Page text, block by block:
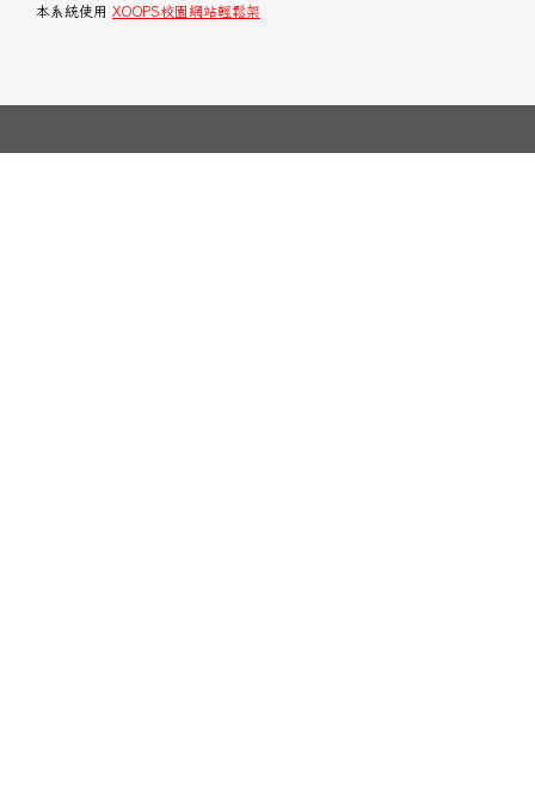
本系統使用 XOOPS校園網站輕鬆架